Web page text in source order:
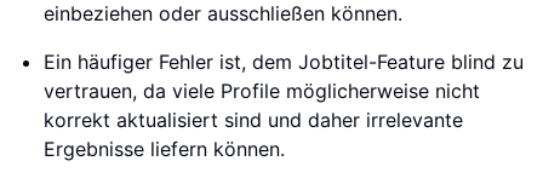
einbeziehen oder ausschließen können.
Ein häufiger Fehler ist, dem Jobtitel-Feature blind zu
vertrauen, da viele Profile möglicherweise nicht
korrekt aktualisiert sind und daher irrelevante
Ergebnisse liefern können.